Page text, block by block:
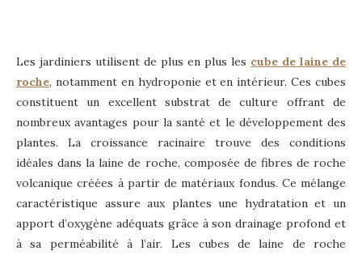
Les jardiniers utilisent de plus en plus les cube de laine de
roche, notamment en hydroponie et en intérieur. Ces cubes
constituent un excellent substrat de culture offrant de
nombreux avantages pour la santé et le développement des
plantes. La croissance racinaire trouve des conditions
idéales dans la laine de roche, composée de fibres de roche
volcanique créées à partir de matériaux fondus. Ce mélange
caractéristique assure aux plantes une hydratation et un
apport d’oxygène adéquats grâce à son drainage profond et
à sa perméabilité à l’air. Les cubes de laine de roche